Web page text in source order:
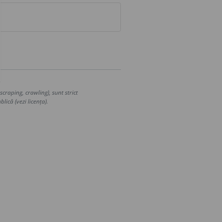
crawling), sunt strict
(vezi licența).